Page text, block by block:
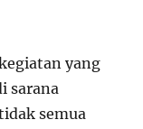
yang
sarana
semua